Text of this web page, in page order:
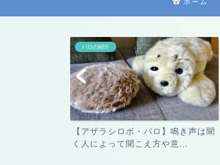
ホーム
パロの紹介
【アザラシロボ・パロ】鳴き声は聞
く人によって聞こえ方や意...